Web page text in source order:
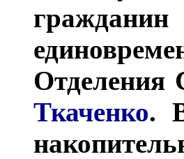
Ткаченко.